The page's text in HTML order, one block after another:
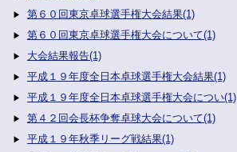
第６０回東京卓球選手権大会結果(1)
第６０回東京卓球選手権大会について(1)
大会結果報告(1)
平成１９年度全日本卓球選手権大会結果(1)
平成１９年度全日本卓球選手権大会につい(1)
第４２回会長杯争奪卓球大会について(1)
平成１９年秋季リーグ戦結果(1)